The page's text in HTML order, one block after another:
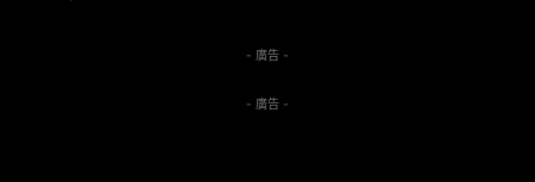
- 廣告 -
- 廣告 -